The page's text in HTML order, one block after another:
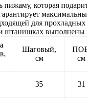
которая
для
выполнены
Шаговый,
см
см
35 31